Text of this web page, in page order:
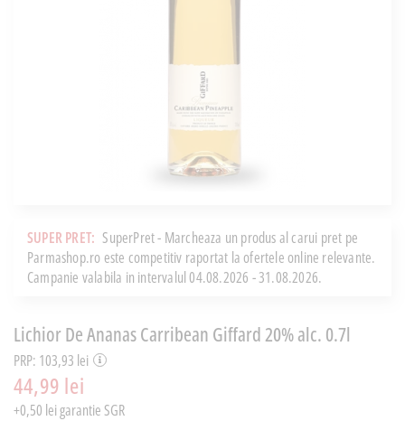
SUPER PRET: SuperPret - Marcheaza un produs al carui pret pe
Parmashop.ro este competitiv raportat la ofertele online relevante.
Campanie valabila in intervalul 04.08.2026 - 31.08.2026.
Lichior De Ananas Carribean Giffard 20% alc. 0.7l
PRP: 103,93 lei
44,99 lei
+0,50 lei garantie SGR